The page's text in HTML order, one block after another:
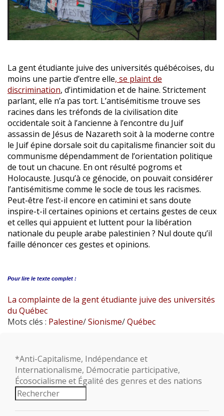
La gent étudiante juive des universités québécoises, du
moins une partie d’entre elle, se plaint de
discrimination, d’intimidation et de haine. Strictement
parlant, elle n’a pas tort. L’antisémitisme trouve ses
racines dans les tréfonds de la civilisation dite
occidentale soit à l’ancienne à l’encontre du Juif
assassin de Jésus de Nazareth soit à la moderne contre
le Juif épine dorsale soit du capitalisme financier soit du
communisme dépendamment de l’orientation politique
de tout un chacune. En ont résulté pogroms et
Holocauste. Jusqu’à ce génocide, on pouvait considérer
l’antisémitisme comme le socle de tous les racismes.
Peut-être l’est-il encore en catimini et sans doute
inspire-t-il certaines opinions et certains gestes de ceux
et celles qui appuient et luttent pour la libération
nationale du peuple arabe palestinien ? Nul doute qu’il
faille dénoncer ces gestes et opinions.
Pour lire le texte complet :
La complainte de la gent étudiante juive des universités
du Québec
Mots clés : Palestine/Sionisme/Québec
*Anti-Capitalisme, Indépendance et
Internationalisme, Démocratie participative,
Écosocialisme et Égalité des genres et des nations